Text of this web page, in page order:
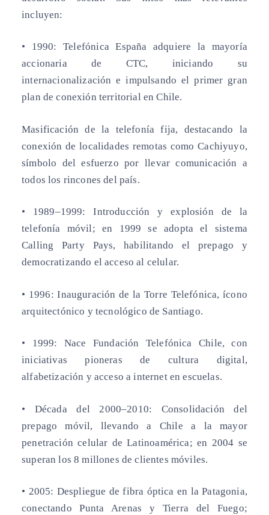
incluyen:
• 1990:Telefónica España adquiere la mayoría
accionaria de CTC, iniciando su
internacionalización e impulsando el primer gran
plan de conexión territorial en Chile.
Masificación de la telefonía fija, destacando la
conexión de localidades remotas como Cachiyuyo,
símbolo del esfuerzo por llevar comunicación a
todos los rincones del país.
• 1989–1999:Introducción y explosión de la
telefonía móvil; en 1999 se adopta el sistema
Calling Party Pays, habilitando el prepago y
democratizando el acceso al celular.
• 1996:Inauguración de la Torre Telefónica, ícono
arquitectónico y tecnológico de Santiago.
• 1999: Nace Fundación Telefónica Chile, con
iniciativas pioneras de cultura digital,
alfabetización y acceso a internet en escuelas.
• Década del 2000–2010: Consolidación del
prepago móvil, llevando a Chile a la mayor
penetración celular de Latinoamérica; en 2004 se
superan los 8 millones de clientes móviles.
• 2005: Despliegue de fibra óptica en la Patagonia,
conectando Punta Arenas y Tierra del Fuego;